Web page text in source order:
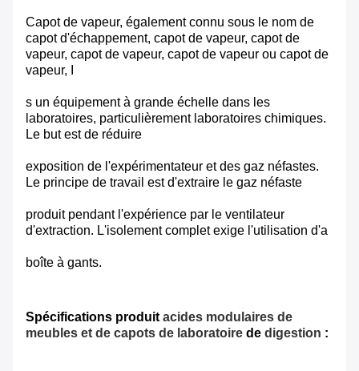
Capot de vapeur, également connu sous le nom de
capot d'échappement, capot de vapeur, capot de
vapeur, capot de vapeur, capot de vapeur ou capot de
vapeur, I
s un équipement à grande échelle dans les
laboratoires, particulièrement laboratoires chimiques.
Le but est de réduire
exposition de l'expérimentateur et des gaz néfastes.
Le principe de travail est d'extraire le gaz néfaste
produit pendant l'expérience par le ventilateur
d'extraction. L'isolement complet exige l'utilisation d'a
boîte à gants.
Spécifications produitacides modulaires de
meubles et de capots de laboratoire de digestion :